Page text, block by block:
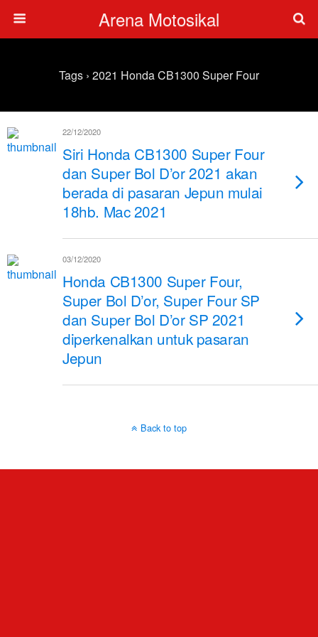
Arena Motosikal
Tags › 2021 Honda CB1300 Super Four
22/12/2020
Siri Honda CB1300 Super Four
dan Super Bol D’or 2021 akan
berada di pasaran Jepun mulai
18hb. Mac 2021
03/12/2020
Honda CB1300 Super Four,
Super Bol D’or, Super Four SP
dan Super Bol D’or SP 2021
diperkenalkan untuk pasaran
Jepun
Back to top